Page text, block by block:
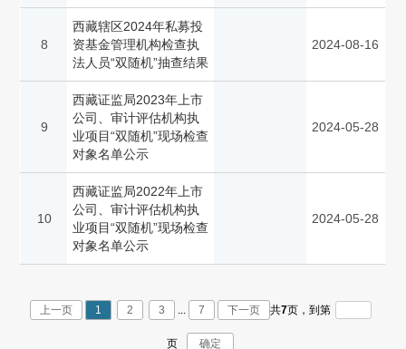
8
西藏辖区2024年私募投
资基金管理机构检查执
法人员“双随机”抽查结果
2024-08-16
9
西藏证监局2023年上市
公司、审计评估机构执
业项目“双随机”现场检查
对象名单公示
2024-05-28
10
西藏证监局2022年上市
公司、审计评估机构执
业项目“双随机”现场检查
对象名单公示
2024-05-28
上一页 1 2 3 ... 7 下一页 共7页， 到第
页 确定